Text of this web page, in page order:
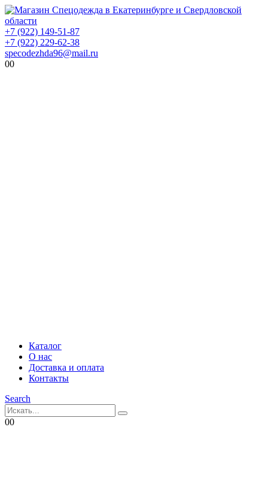
+7 (922) 149-51-87
+7 (922) 229-62-38
specodezhda96@mail.ru
00
Каталог
О нас
Доставка и оплата
Контакты
Search
00